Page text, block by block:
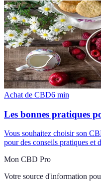
Achat de CBD6 min
Les bonnes pratiques
Vous souhaitez choisir son
pour des conseils pratiques et
Mon CBD Pro
Votre source d'information